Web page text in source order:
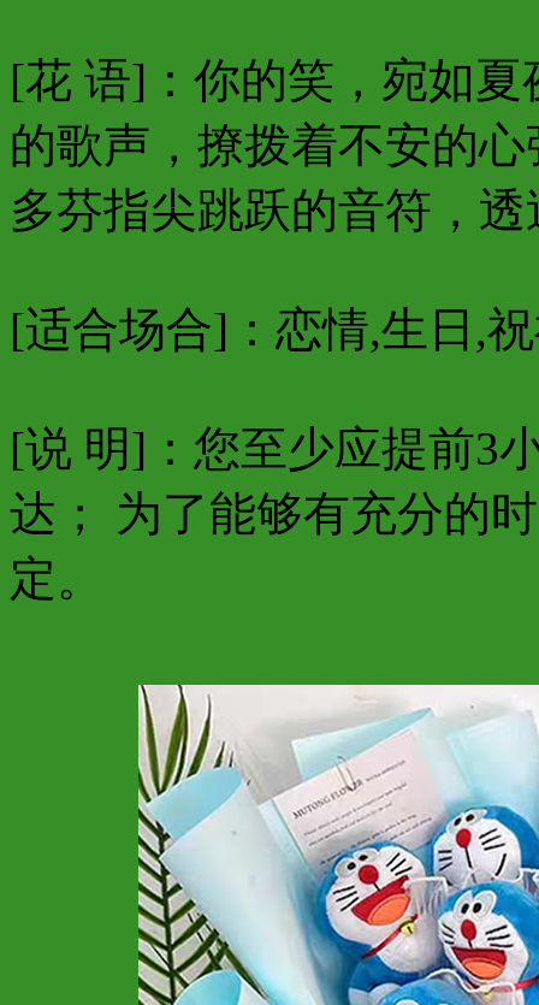
[花 语]：你的笑，宛如
的歌声，撩拨着不安的
多芬指尖跳跃的音符，
[适合场合]：恋情,生日,
[说 明]：您至少应提前3
达； 为了能够有充分的
定。